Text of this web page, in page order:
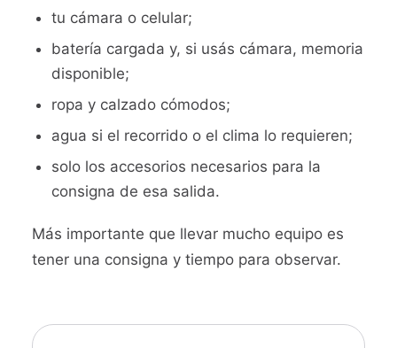
tu cámara o celular;
batería cargada y, si usás cámara, memoria
disponible;
ropa y calzado cómodos;
agua si el recorrido o el clima lo requieren;
solo los accesorios necesarios para la
consigna de esa salida.
Más importante que llevar mucho equipo es
tener una consigna y tiempo para observar.